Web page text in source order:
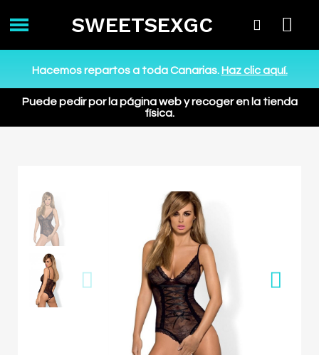
SWEETSEXGC
Hacemos repartos a toda Canarias.Haz clic aquí.
Puede pedir por la página web y recoger en la tienda
física.